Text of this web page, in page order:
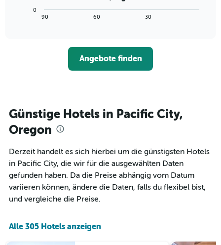
Wochentage
anzeigt.
Zimmerpreis
zeigt,
näher
das
Aufenthaltsdatum
rückt.
Diagramm
hat
1
X-
die
der
Tage
90 60 30
0
Angebote finden
Günstige Hotels in Pacific City,
Oregon
Derzeit handelt es sich hierbei um die günstigsten Hotels
in Pacific City, die wir für die ausgewählten Daten
gefunden haben. Da die Preise abhängig vom Datum
variieren können, ändere die Daten, falls du flexibel bist,
und vergleiche die Preise.
Alle 305 Hotels anzeigen